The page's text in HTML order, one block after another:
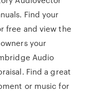
Find your
free and view the
your
Audio
Find a great
or music for